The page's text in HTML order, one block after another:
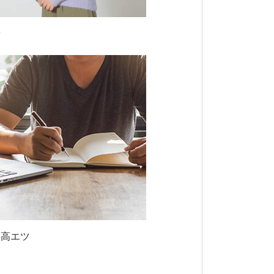
エツ